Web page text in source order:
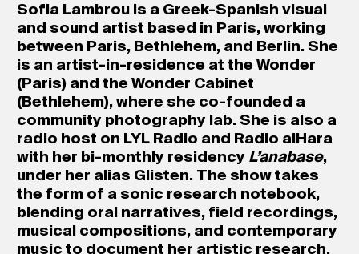
Sofia Lambrou is a Greek-Spanish visual
and sound artist based in Paris, working
between Paris, Bethlehem, and Berlin. She
is an artist-in-residence at the Wonder
(Paris) and the Wonder Cabinet
(Bethlehem), where she co-founded a
community photography lab. She is also a
radio host on LYL Radio and Radio alHara
with her bi-monthly residency L’anabase,
under her alias Glisten. The show takes
the form of a sonic research notebook,
blending oral narratives, field recordings,
musical compositions, and contemporary
music to document her artistic research.